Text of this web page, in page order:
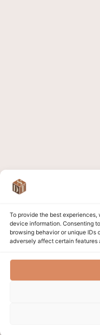
To provide the best
device information. Consenting
browsing behavior or unique
adversely affect certain features